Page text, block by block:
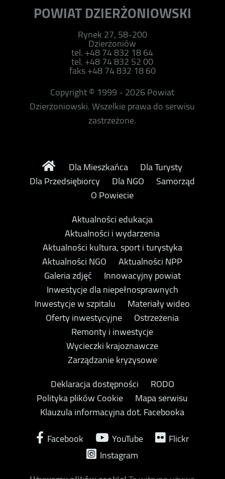
POWIAT DZIERŻONIOWSKI
Rynek 27, 58-200
Dzierżoniów
tel. +48 74 832 18 64
tel. +48 74 832 52 00
faks +48 74 832 18 60
Copyright © 1999 - 2026 Powiat
Dzierżoniowski. Wszelkie prawa do serwisu
zastrzeżone.
Dla Mieszkańca
Dla Turysty
Dla Przedsiębiorcy
Dla NGO
Samorząd
O Powiecie
Aktualności edukacja
Aktualności i wydarzenia
Aktualności kultura, sport i turystyka
Aktualności NGO
Aktualności NPP
Galeria zdjęć
Innowacyjny powiat
Inwestycje dla niepełnosprawnych
Inwestycje w szpitalu
Materiały wideo
Oferty inwestycyjne
Ostrzeżenia
Remonty i inwestycje
Wycieczki krajoznawcze
Zarządzanie kryzysowe
Deklaracja dostępności
RODO
Polityka plików Cookie
Mapa serwisu
Klauzula informacyjna dot. Facebooka
Facebook
YouTube
Flickr
Instagram